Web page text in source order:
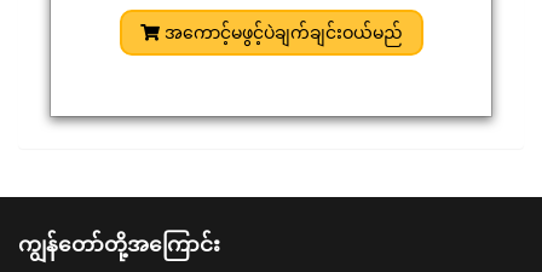
အကောင့်မဖွင့်ပဲချက်ချင်းဝယ်မည်
ကျွန်တော်တို့အကြောင်း